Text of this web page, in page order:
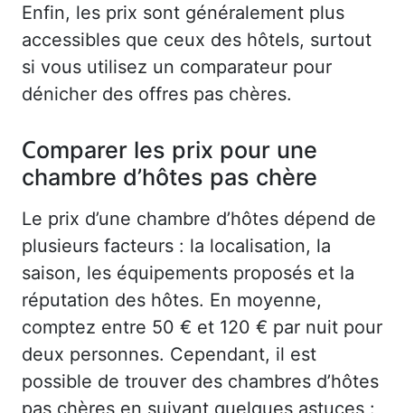
Enfin, les prix sont généralement plus
accessibles que ceux des hôtels, surtout
si vous utilisez un comparateur pour
dénicher des offres pas chères.
Comparer les prix pour une
chambre d’hôtes pas chère
Le prix d’une chambre d’hôtes dépend de
plusieurs facteurs : la localisation, la
saison, les équipements proposés et la
réputation des hôtes. En moyenne,
comptez entre 50 € et 120 € par nuit pour
deux personnes. Cependant, il est
possible de trouver des chambres d’hôtes
pas chères en suivant quelques astuces :